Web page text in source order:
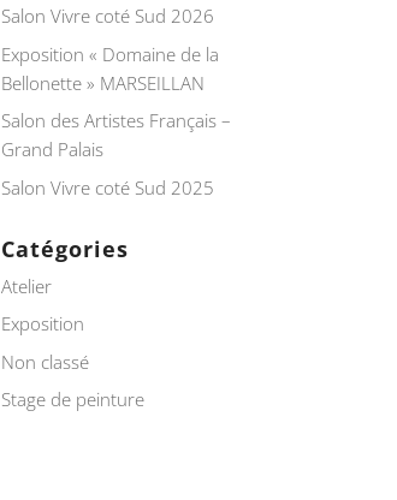
Salon Vivre coté Sud 2026
Exposition « Domaine de la
Bellonette » MARSEILLAN
Salon des Artistes Français –
Grand Palais
Salon Vivre coté Sud 2025
Catégories
Atelier
Exposition
Non classé
Stage de peinture